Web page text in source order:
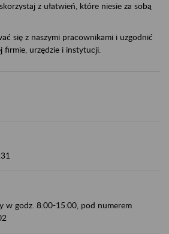
z ułatwień, które niesie za sobą
się z naszymi pracownikami i uzgodnić
urzędzie i instytucji.
w godz. 8:00-15:00, pod numerem